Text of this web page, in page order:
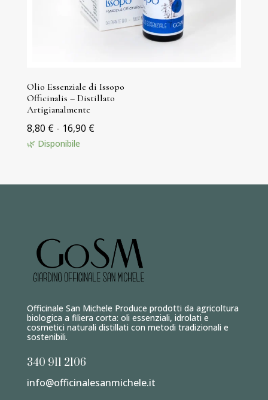
Olio Essenziale di Issopo
Officinalis – Distillato
Artigianalmente
8,80 € - 16,90 €Fascia
🌿 Disponibile
Officinale San Michele Produce prodotti da agricoltura
biologica a filiera corta: oli essenziali, idrolati e
cosmetici naturali distillati con metodi tradizionali e
sostenibili.
340 911 2106
info@officinalesanmichele.it